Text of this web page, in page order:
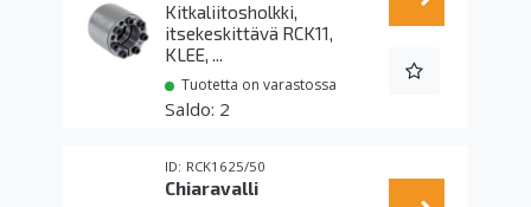
Kitkaliitosholkki,
itsekeskittävä RCK11,
KLEE, ...
Tuotetta on varastossa
2
RCK1625/50
Chiaravalli